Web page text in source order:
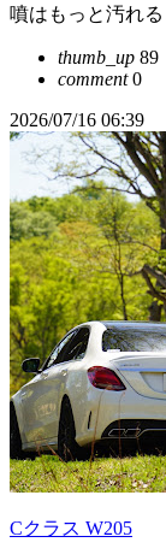
噴はもっと汚れ
thumb_up 89
comment0
2026/07/16 06:39
Cクラス W205